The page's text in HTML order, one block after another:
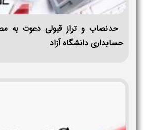
حدنصاب و تراز قبولی دعوت به
حسابداری دانشگاه آزاد